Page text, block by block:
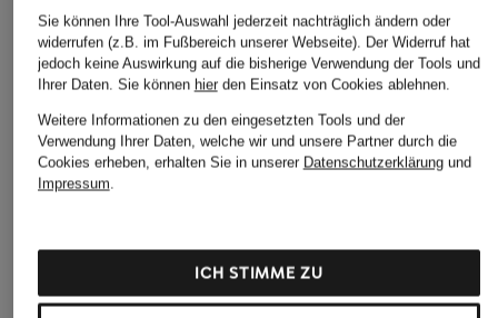
Sie können Ihre Tool-Auswahl jederzeit nachträglich ändern oder
widerrufen (z.B. im Fußbereich unserer Webseite). Der Widerruf hat
jedoch keine Auswirkung auf die bisherige Verwendung der Tools und
Ihrer Daten. Sie können hierden Einsatz von Cookies ablehnen.
Weitere Informationen zu den eingesetzten Tools und der
Verwendung Ihrer Daten, welche wir und unsere Partner durch die
Cookies erheben, erhalten Sie in unserer Datenschutzerklärungund
Impressum.
ICH STIMME ZU